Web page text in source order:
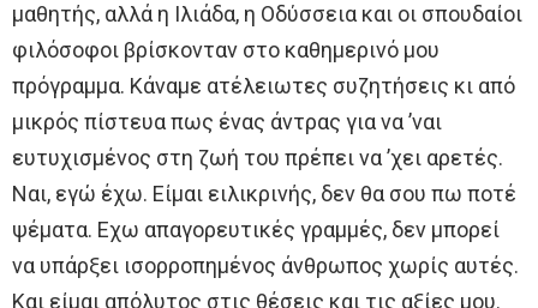
μαθητής, αλλά η Ιλιάδα, η Οδύσσεια και οι σπουδαίοι
φιλόσοφοι βρίσκονταν στο καθημερινό μου
πρόγραμμα. Κάναμε ατέλειωτες συζητήσεις κι από
μικρός πίστευα πως ένας άντρας για να ’ναι
ευτυχισμένος στη ζωή του πρέπει να ’χει αρετές.
Ναι, εγώ έχω. Είμαι ειλικρινής, δεν θα σου πω ποτέ
ψέματα. Εχω απαγορευτικές γραμμές, δεν μπορεί
να υπάρξει ισορροπημένος άνθρωπος χωρίς αυτές.
Και είμαι απόλυτος στις θέσεις και τις αξίες μου.